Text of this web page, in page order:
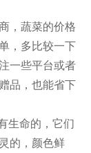
，蔬菜的价格
，多比较一下
一些平台或者
品，也能省下
生命的，它们
的，颜色鲜